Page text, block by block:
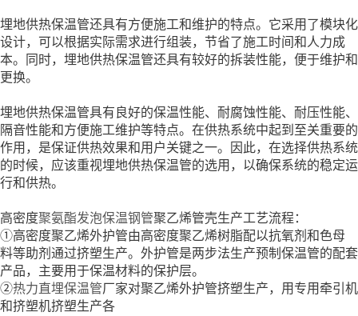
埋地供热保温管还具有方便施工和维护的特点。它采用了模块化
设计，可以根据实际需求进行组装，节省了施工时间和人力成
本。同时，埋地供热保温管还具有较好的拆装性能，便于维护和
更换。
埋地供热保温管具有良好的保温性能、耐腐蚀性能、耐压性能、
隔音性能和方便施工维护等特点。在供热系统中起到至关重要的
作用，是保证供热效果和用户关键之一。因此，在选择供热系统
的时候，应该重视埋地供热保温管的选用，以确保系统的稳定运
行和供热。
高密度聚氨酯发泡保温钢管聚乙烯管壳生产工艺流程：
①高密度聚乙烯外护管由高密度聚乙烯树脂配以抗氧剂和色母
料等助剂通过挤塑生产。外护管是两步法生产预制保温管的配套
产品，主要用于保温材料的保护层。
②热力直埋保温管厂家对聚乙烯外护管挤塑生产，用专用牵引机
和挤塑机挤塑生产各